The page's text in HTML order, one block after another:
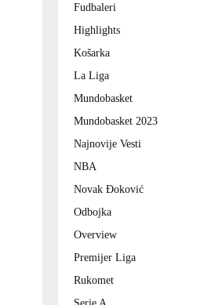
Fudbaleri
Highlights
Košarka
La Liga
Mundobasket
Mundobasket 2023
Najnovije Vesti
NBA
Novak Đoković
Odbojka
Overview
Premijer Liga
Rukomet